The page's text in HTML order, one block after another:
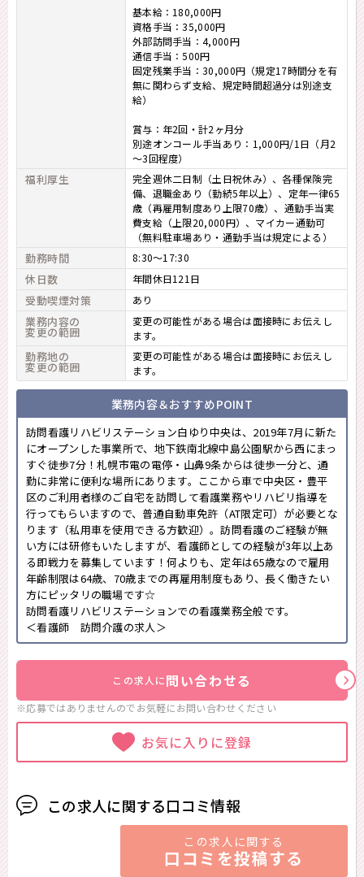
基本給：180,000円
資格手当：35,000円
外部訪問手当：4,000円
通信手当：500円
固定残業手当：30,000円（規定17時間分を有
無に関わらず支給、規定時間超過分は別途支
給）
賞与：年2回・計2ヶ月分
別途オンコール手当あり：1,000円/1日（月2
～3回程度）
福利厚生
完全週休二日制（土日祝休み）、各種保険完
備、退職金あり（勤続5年以上）、定年一律65
歳（再雇用制度あり上限70歳）、通勤手当実
費支給（上限20,000円）、マイカー通勤可
（無料駐車場あり・通勤手当は規定による）
勤務時間 8:30～17:30
休日数 年間休日121日
受動喫煙対策 あり
業務内容の
変更の範囲
変更の可能性がある場合は面接時にお伝えし
ます。
勤務地の
変更の範囲
変更の可能性がある場合は面接時にお伝えし
ます。
業務内容＆おすすめPOINT
訪問看護リハビリステーション白ゆり中央は、2019年7月に新た
にオープンした事業所で、地下鉄南北線中島公園駅から西にまっ
すぐ徒歩7分！札幌市電の電停・山鼻9条からは徒歩一分と、通
勤に非常に便利な場所にあります。ここから車で中央区・豊平
区のご利用者様のご自宅を訪問して看護業務やリハビリ指導を
行ってもらいますので、普通自動車免許（AT限定可）が必要とな
ります（私用車を使用できる方歓迎）。訪問看護のご経験が無
い方には研修もいたしますが、看護師としての経験が3年以上あ
る即戦力を募集しています！何よりも、定年は65歳なので雇用
年齢制限は64歳、70歳までの再雇用制度もあり、長く働きたい
方にピッタリの職場です☆
訪問看護リハビリステーションでの看護業務全般です。
＜看護師 訪問介護の求人＞
この求人に問い合わせる
※応募ではありませんのでお気軽にお問い合わせください
お気に入りに登録
この求人に関する口コミ情報
この求人に関する
口コミを投稿する